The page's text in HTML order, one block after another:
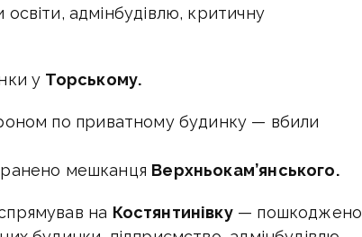
адмінбудівлю, критичну
у Торському.
по приватному будинку — вбили
мешканця Верхньокам’янського.
на Костянтинівку— пошкоджено